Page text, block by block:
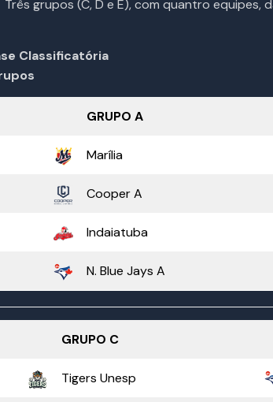
Três grupos (C, D e E), com quantro equipes,
Classificatória
GRUPO A
Marília
Cooper A
Indaiatuba
N. Blue Jays A
GRUPO C
Tigers Unesp